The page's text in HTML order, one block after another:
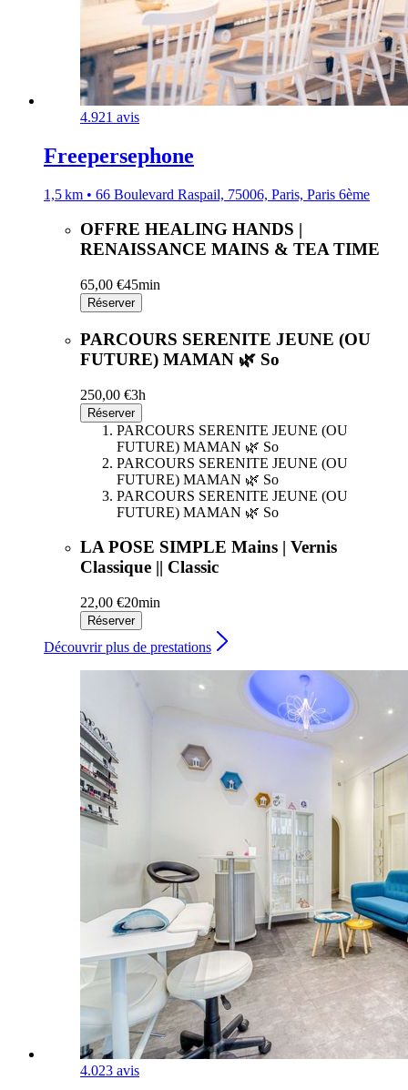
4.921 avis
Freepersephone
1,5 km • 66 Boulevard Raspail, 75006, Paris, Paris 6ème
OFFRE HEALING HANDS |
RENAISSANCE MAINS & TEA TIME
65,00 €45min
Réserver
PARCOURS SERENITE JEUNE (OU
FUTURE) MAMAN 🌿 So
250,00 €3h
Réserver
PARCOURS SERENITE JEUNE (OU
FUTURE) MAMAN 🌿 So
PARCOURS SERENITE JEUNE (OU
FUTURE) MAMAN 🌿 So
PARCOURS SERENITE JEUNE (OU
FUTURE) MAMAN 🌿 So
LA POSE SIMPLE Mains | Vernis
Classique || Classic
22,00 €20min
Réserver
Découvrir plus de prestations
4.023 avis